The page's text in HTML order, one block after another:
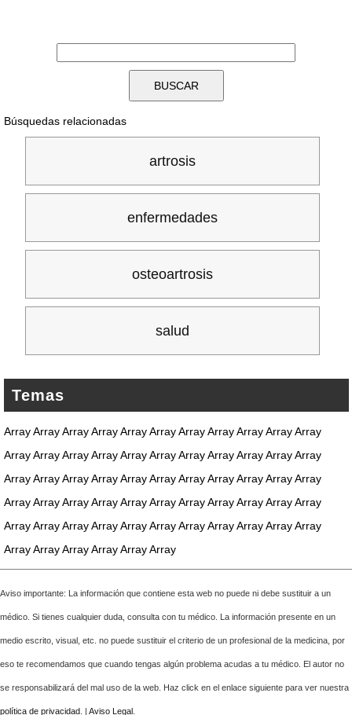
Búsquedas relacionadas
artrosis
enfermedades
osteoartrosis
salud
Temas
Array Array Array Array Array Array Array Array Array Array Array
Array Array Array Array Array Array Array Array Array Array Array
Array Array Array Array Array Array Array Array Array Array Array
Array Array Array Array Array Array Array Array Array Array Array
Array Array Array Array Array Array Array Array Array Array Array
Array Array Array Array Array Array
Aviso importante: La información que contiene esta web no puede ni debe sustituir a un
médico. Si tienes cualquier duda, consulta con tu médico. La información presente en un
medio escrito, visual, etc. no puede sustituir el criterio de un profesional de la medicina, por
eso te recomendamos que cuando tengas algún problema acudas a tu médico. El autor no
se responsabilizará del mal uso de la web. Haz click en el enlace siguiente para ver nuestra
política de privacidad . | Aviso Legal